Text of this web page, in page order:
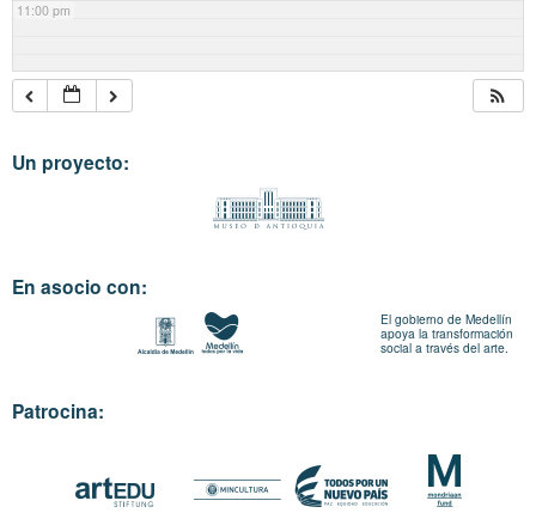
11:00 pm
Un proyecto:
En asocio con:
El gobierno de Medellín
apoya la transformación
social a través del arte.
Patrocina: